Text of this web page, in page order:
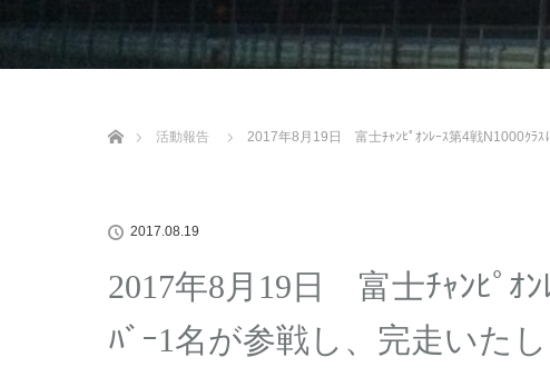
活動報告
2017年8月19日 富士ﾁｬﾝﾋﾟｵﾝﾚｰｽ第4戦N1000ｸﾗｽ
2017.08.19
2017年8月19日 富士ﾁｬﾝﾋﾟｵﾝ
ﾊﾞｰ1名が参戦し、完走いたし